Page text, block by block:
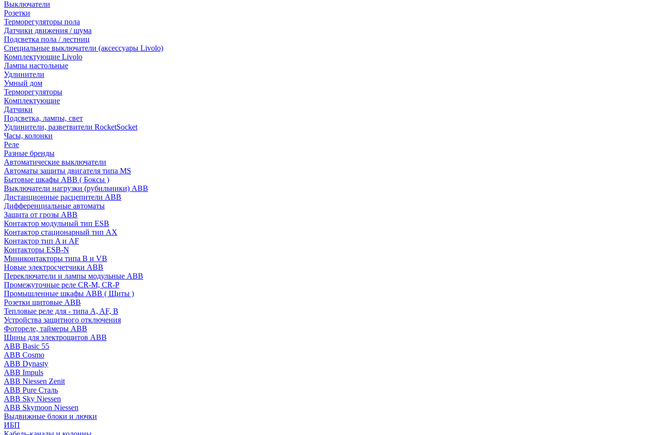
Выключатели
Розетки
Терморегуляторы пола
Датчики движения / шума
Подсветка пола / лестниц
Специальные выключатели (аксессуары Livolo)
Комплектующие Livolo
Лампы настольные
Удлинители
Умный дом
Терморегуляторы
Комплектующие
Датчики
Подсветка, лампы, свет
Удлинители, разветвители RocketSocket
Часы, колонки
Реле
Разные бренды
Автоматические выключатели
Автоматы защиты двигателя типа MS
Бытовые шкафы ABB ( Боксы )
Выключатели нагрузки (рубильники) ABB
Дистанционные расцепители ABB
Дифференциальные автоматы
Защита от грозы ABB
Контактор модульный тип ESB
Контактор стационарный тип AX
Контактор тип A и AF
Контакторы ESB-N
Миниконтакторы типа B и VB
Новые электросчетчики ABB
Переключатели и лампы модульные ABB
Промежуточные реле CR-M, CR-P
Промышленные шкафы ABB ( Щиты )
Розетки щитовые ABB
Тепловые реле для - типа A, AF, B
Устройства защитного отключения
Фотореле, таймеры ABB
Шины для электрощитов АВВ
ABB Basic 55
ABB Cosmo
ABB Dynasty
ABB Impuls
ABB Niessen Zenit
ABB Pure Сталь
ABB Sky Niessen
ABB Skymoon Niessen
Выдвижные блоки и лючки
ИБП